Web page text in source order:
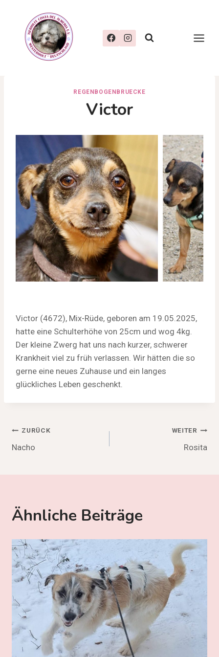
springen
REGENBOGENBRUECKE
Victor
Victor (4672), Mix-Rüde, geboren am 19.05.2025,
hatte eine Schulterhöhe von 25cm und wog 4kg.
Der kleine Zwerg hat uns nach kurzer, schwerer
Krankheit viel zu früh verlassen. Wir hätten die so
gerne eine neues Zuhause und ein langes
glückliches Leben geschenkt.
Beitragsnavigation
ZURÜCK
Nacho
WEITER
Rosita
Ähnliche Beiträge